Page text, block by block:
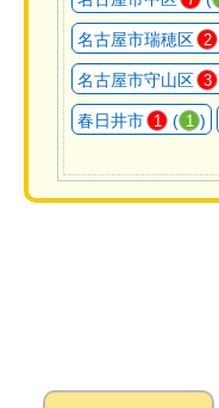
名古屋市瑞穂区 2
名古屋市守山区 3
春日井市 1 ( 1 )